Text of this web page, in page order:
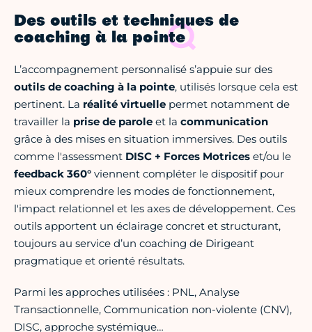
Des outils et techniques de
coaching à la pointe
L’accompagnement personnalisé s’appuie sur des
outils de coaching à la pointe, utilisés lorsque cela est
pertinent. La réalité virtuelle permet notamment de
travailler la prise de parole et la communication
grâce à des mises en situation immersives. Des outils
comme l'assessment DISC + Forces Motrices et/ou le
feedback 360° viennent compléter le dispositif pour
mieux comprendre les modes de fonctionnement,
l'impact relationnel et les axes de développement. Ces
outils apportent un éclairage concret et structurant,
toujours au service d’un coaching de Dirigeant
pragmatique et orienté résultats.
Parmi les approches utilisées : PNL, Analyse
Transactionnelle, Communication non-violente (CNV),
DISC, approche systémique…